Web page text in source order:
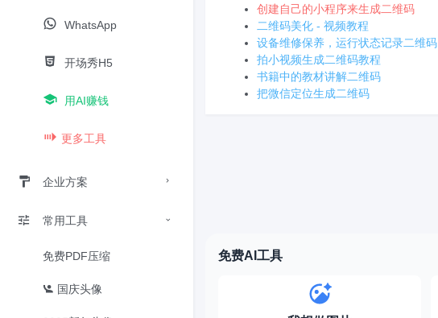
WhatsApp
开场秀H5
用AI赚钱
更多工具
企业方案
常用工具
免费PDF压缩
国庆头像
创建自己的小程序来生成二维码
二维码美化 - 视频教程
设备维修保养，运行状态记录二维码
拍小视频生成二维码教程
书籍中的教材讲解二维码
把微信定位生成二维码
免费AI工具